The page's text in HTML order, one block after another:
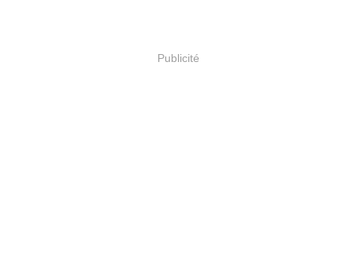
Publicité